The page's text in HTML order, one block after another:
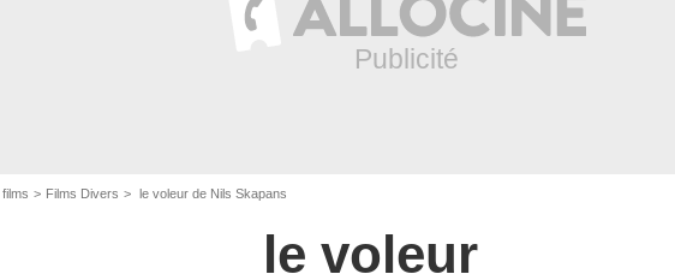
Films Divers le voleur de Nils Skapans
le voleur